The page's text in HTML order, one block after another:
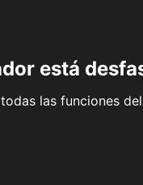
está
las funciones